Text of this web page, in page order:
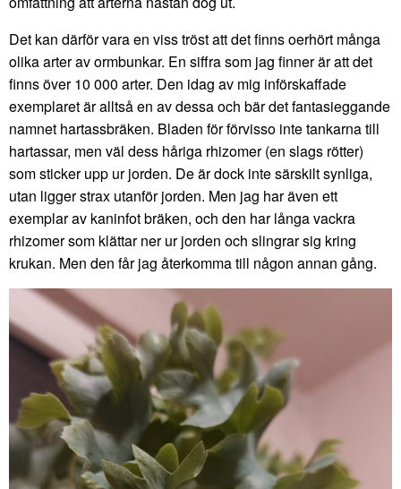
Det kan därför vara en viss tröst att det finns oerhört många
olika arter av ormbunkar. En siffra som jag finner är att det
finns över 10 000 arter. Den idag av mig införskaffade
exemplaret är alltså en av dessa och bär det fantasieggande
namnet hartassbräken. Bladen för förvisso inte tankarna till
hartassar, men väl dess håriga rhizomer (en slags rötter)
som sticker upp ur jorden. De är dock inte särskilt synliga,
utan ligger strax utanför jorden. Men jag har även ett
exemplar av kaninfot bräken, och den har långa vackra
rhizomer som klättar ner ur jorden och slingrar sig kring
krukan. Men den får jag återkomma till någon annan gång.